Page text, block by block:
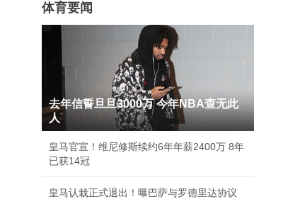
体育要闻
去年信誓旦旦3000万 今年NBA查无此
人
皇马官宣！维尼修斯续约6年年薪2400万 8年
已获14冠
皇马认栽正式退出！曝巴萨与罗德里达协议